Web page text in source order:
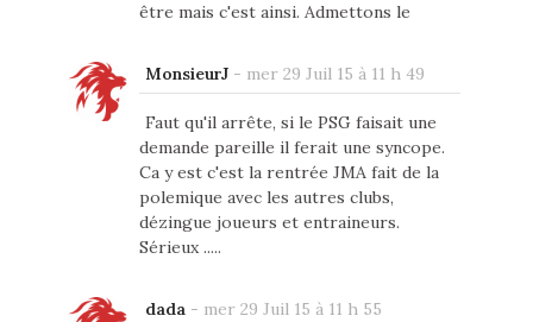
être mais c'est ainsi. Admettons le
MonsieurJ- mer 29 Juil 15 à 11 h 49
Faut qu'il arrête, si le PSG faisait une
demande pareille il ferait une syncope.
Ca y est c'est la rentrée JMA fait de la
polemique avec les autres clubs,
dézingue joueurs et entraineurs.
Sérieux .....
dada- mer 29 Juil 15 à 11 h 55